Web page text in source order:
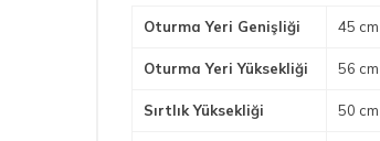
Oturma Yeri Genişliği 45 cm
Oturma Yeri Yüksekliği 56 cm
Sırtlık Yüksekliği 50 cm